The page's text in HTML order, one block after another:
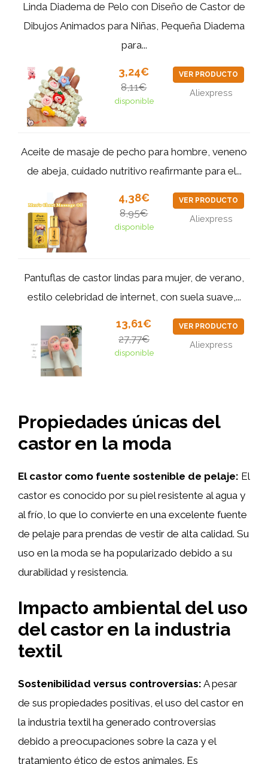
Linda Diadema de Pelo con Diseño de Castor de
Dibujos Animados para Niñas, Pequeña Diadema
para...
3,24€
8,11€
disponible
VER PRODUCTO
Aliexpress
Aceite de masaje de pecho para hombre, veneno
de abeja, cuidado nutritivo reafirmante para el...
4,38€
8,95€
disponible
VER PRODUCTO
Aliexpress
Pantuflas de castor lindas para mujer, de verano,
estilo celebridad de internet, con suela suave,...
13,61€
27,77€
disponible
VER PRODUCTO
Aliexpress
Propiedades únicas del
castor en la moda
El castor como fuente sostenible de pelaje: El
castor es conocido por su piel resistente al agua y
al frío, lo que lo convierte en una excelente fuente
de pelaje para prendas de vestir de alta calidad. Su
uso en la moda se ha popularizado debido a su
durabilidad y resistencia.
Impacto ambiental del uso
del castor en la industria
textil
Sostenibilidad versus controversias: A pesar
de sus propiedades positivas, el uso del castor en
la industria textil ha generado controversias
debido a preocupaciones sobre la caza y el
tratamiento ético de estos animales. Es